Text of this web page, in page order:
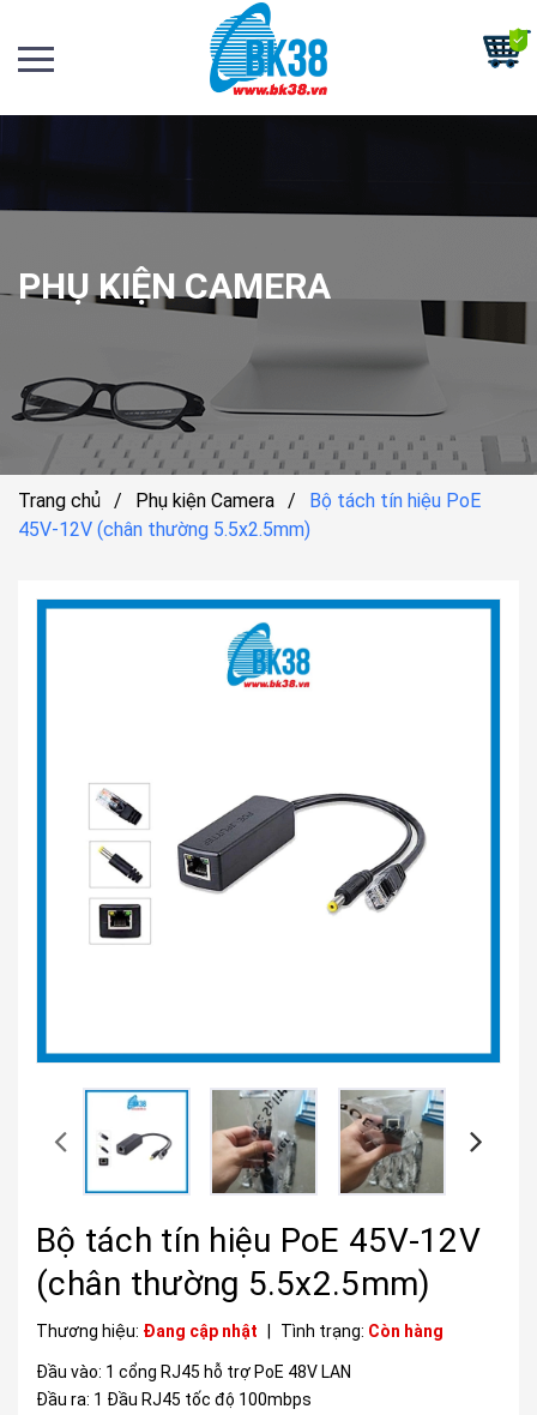
PHỤ KIỆN CAMERA
Trang chủ / Phụ kiện Camera /
Bộ tách tín hiệu PoE
45V-12V (chân thường 5.5x2.5mm)
Bộ tách tín hiệu PoE 45V-12V
(chân thường 5.5x2.5mm)
Thương hiệu: Đang cập nhật Tình trạng: Còn hàng
Đầu vào: 1 cổng RJ45 hỗ trợ PoE 48V LAN
Đầu ra: 1 Đầu RJ45 tốc độ 100mbps